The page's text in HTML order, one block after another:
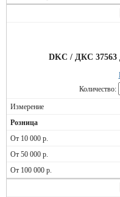
DKC / ДКС 37563
Количество: